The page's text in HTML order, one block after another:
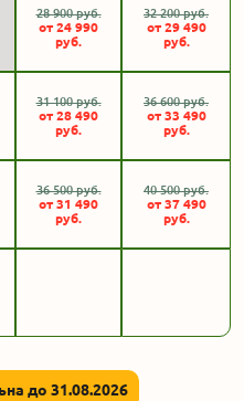
28 900руб.
от 24 990
руб.
32 200руб.
от 29 490
руб.
31 100руб.
от 28 490
руб.
36 600руб.
от 33 490
руб.
36 500руб.
от 31 490
руб.
40 500руб.
от 37 490
руб.
до 31.08.2026